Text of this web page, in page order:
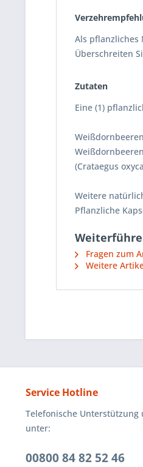
Als pflanzliches
Überschreiten
Zutaten
Eine (1)
(Crataegus
Weitere
Pflanzliche
Fragen zum
Weitere
Service Hotline
Telefonische Unterstützung
unter:
00800 84 82 52 46